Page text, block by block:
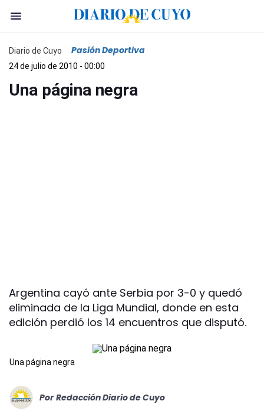
Diario de Cuyo Pasión Deportiva
24 de julio de 2010 - 00:00
Una página negra
Argentina cayó ante Serbia por 3-0 y quedó
eliminada de la Liga Mundial, donde en esta
edición perdió los 14 encuentros que disputó.
Una página negra
Por Redacción Diario de Cuyo